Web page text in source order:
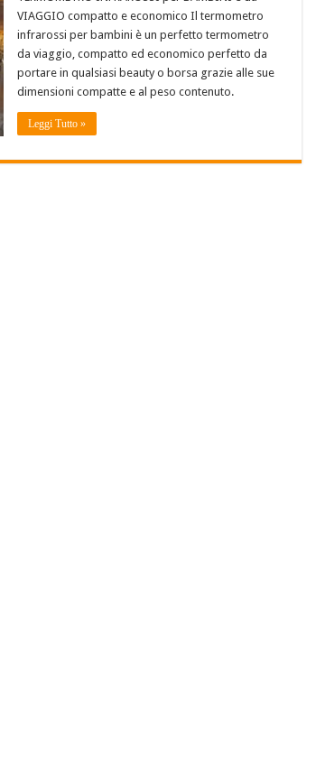
VIAGGIO compatto e economico Il termometro
infrarossi per bambini è un perfetto termometro
da viaggio, compatto ed economico perfetto da
portare in qualsiasi beauty o borsa grazie alle sue
dimensioni compatte e al peso contenuto.
Leggi Tutto »